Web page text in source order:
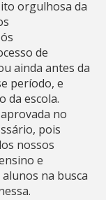
orgulhosa da
de
ainda antes da
período, e
da escola.
no
pois
nossos
e
na busca